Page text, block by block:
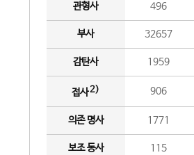
관형사 496
부사 32657
감탄사 1959
접사2) 906
의존 명사 1771
보조 동사 115